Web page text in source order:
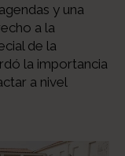
y una
a la
de la
la importancia
a nivel